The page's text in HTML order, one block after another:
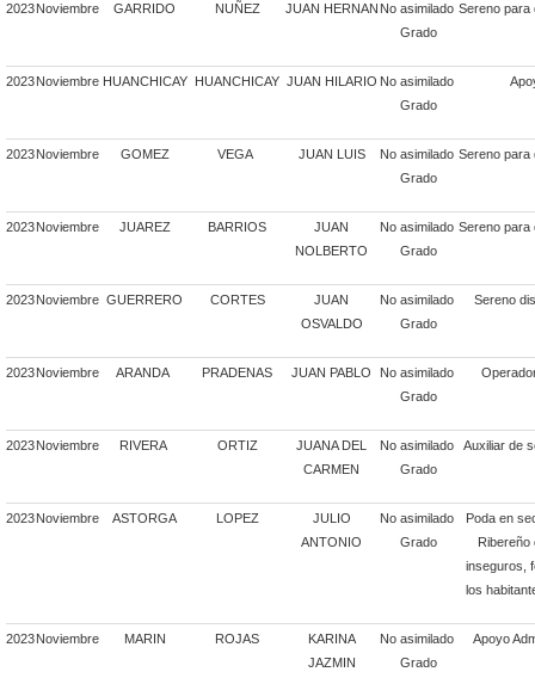
2023Noviembre GARRIDO NUÑEZ JUAN HERNAN No asimilado
Grado
Sereno para
2023Noviembre HUANCHICAY HUANCHICAY JUAN HILARIO No asimilado
Grado
2023Noviembre GOMEZ VEGA JUAN LUIS
No asimilado
Grado
Sereno para
2023Noviembre JUAREZ BARRIOS
JUAN
NOLBERTO
No asimilado
Grado
Sereno para
2023Noviembre GUERRERO CORTES
JUAN
OSVALDO
No asimilado
Grado
Sereno
2023Noviembre ARANDA PRADENAS JUAN PABLO
No asimilado
Grado
2023Noviembre RIVERA ORTIZ
JUANA DEL
CARMEN
No asimilado
Grado
Auxiliar de
2023Noviembre ASTORGA LOPEZ
JULIO
ANTONIO
No asimilado
Grado
Poda en
Ribereño
inseguros,
los
2023Noviembre MARIN ROJAS
KARINA
JAZMIN
No asimilado
Grado
Apoyo